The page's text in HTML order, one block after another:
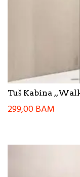
Tuš Kabina
299,00BAM